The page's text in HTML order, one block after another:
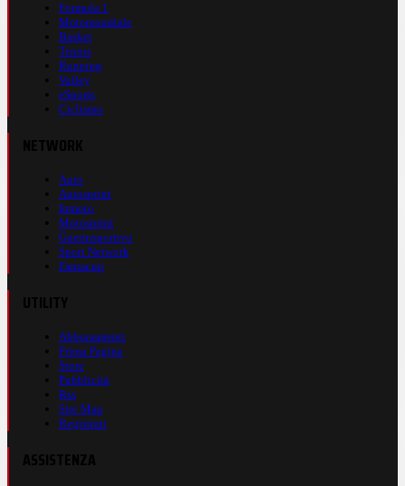
Formula 1
Motomondiale
Basket
Tennis
Running
Volley
eSports
Ciclismo
Auto
Autosprint
Inmoto
Motosprint
Guerinsportivo
Sport Network
Fantacup
Abbonamenti
Prima Pagina
Store
Pubblicità
Rss
Site Map
Registrati